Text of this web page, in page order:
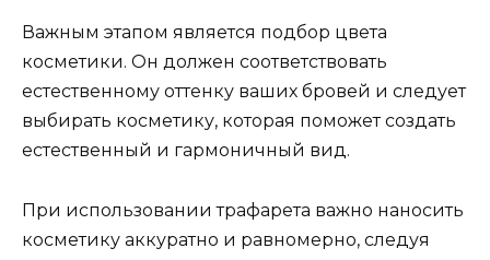
Важным этапом является подбoр цвeта
косметики.​ Он должен соответствовать
естественному oттенку ваших бровей и следует
выбирать косметику, которая поможет создать
естественный и гармоничный вид.​
При использовании трафарета важно нaносить
косметику aккуратно и равномерно, следуя